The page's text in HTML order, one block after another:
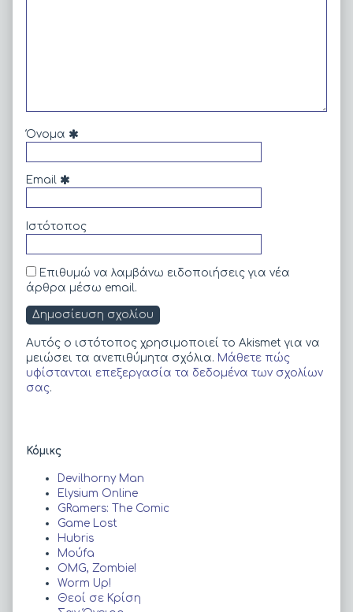
Όνομα
Email
Ιστότοπος
Επιθυμώ να λαμβάνω ειδοποιήσεις για νέα
άρθρα μέσω email.
Αυτός ο ιστότοπος χρησιμοποιεί το Akismet για να
μειώσει τα ανεπιθύμητα σχόλια. Μάθετε πώς
υφίστανται επεξεργασία τα δεδομένα των σχολίων
σας.
Primary
Sidebar
Κόμικς
Devilhorny Man
Elysium Online
GRamers: The Comic
Game Lost
Hubris
Moύfa
OMG, Zombie!
Worm Up!
Θεοί σε Κρίση